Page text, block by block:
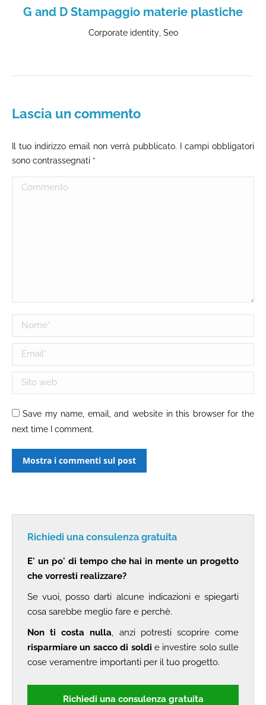
G and D Stampaggio materie plastiche
Corporate identity, Seo
Lascia un commento
Il tuo indirizzo email non verrà pubblicato. I campi obbligatori
sono contrassegnati *
Commento
Nome *
Email *
Sito web
Save my name, email, and website in this browser for the
next time I comment.
Mostra i commenti sul post
Richiedi una consulenza gratuita
E' un po' di tempo che hai in mente un progetto
che vorresti realizzare?
Se vuoi, posso darti alcune indicazioni e spiegarti
cosa sarebbe meglio fare e perchè.
Non ti costa nulla, anzi potresti scoprire come
risparmiare un sacco di soldi e investire solo sulle
cose veramentre importanti per il tuo progetto.
Richiedi una consulenza gratuita